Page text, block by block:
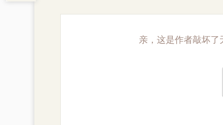
亲，这是作者敲坏